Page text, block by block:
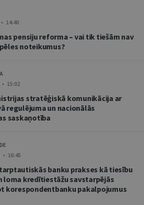
14:40
pensiju reforma – vai tik tiešām nav
noteikumus?
• 15:02
stratēģiskā komunikācija ar
regulējuma un nacionālās
saskaņotība
• 16:45
banku prakses kā tiesību
loma kredītiestāžu savstarpējās
korespondentbanku pakalpojumus